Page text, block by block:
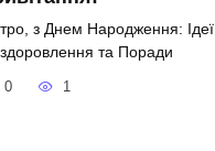
з Днем Народження: Ідеї,
та Поради
0 1